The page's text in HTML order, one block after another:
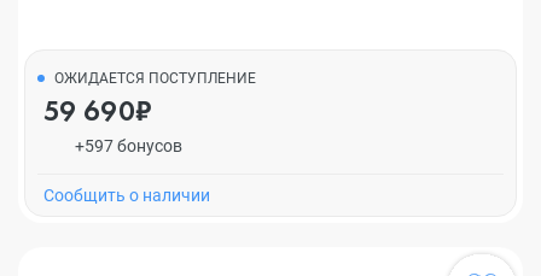
ОЖИДАЕТСЯ ПОСТУПЛЕНИЕ
59 690₽
+597 бонусов
Cообщить о наличии